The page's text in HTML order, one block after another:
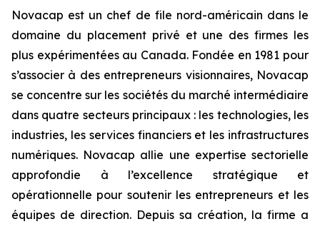
Novacap est un chef de file nord-américain dans le
domaine du placement privé et une des firmes les
plus expérimentées au Canada. Fondée en 1981 pour
s’associer à des entrepreneurs visionnaires, Novacap
se concentre sur les sociétés du marché intermédiaire
dans quatre secteurs principaux : les technologies, les
industries, les services financiers et les infrastructures
numériques. Novacap allie une expertise sectorielle
approfondie à l’excellence stratégique et
opérationnelle pour soutenir les entrepreneurs et les
équipes de direction. Depuis sa création, la firme a